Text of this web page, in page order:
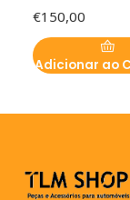
€150,00
Adicionar ao